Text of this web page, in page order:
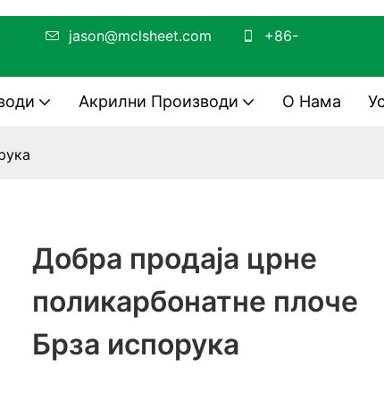
jason@mclsheet.com
+86-
Акрилни Производи О Нама
Добра продаја црне
поликарбонатне плоче
Брза испорука